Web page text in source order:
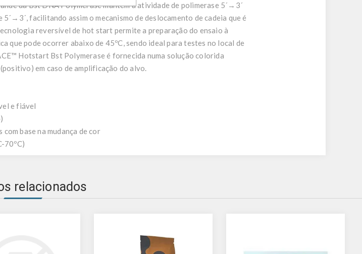
da Bst DNA Polymerase mantém a atividade de polimerase 5´→3´
facilitando assim o mecanismo de deslocamento de cadeia que é
reversível de hot start permite a preparação do ensaio à
que pode ocorrer abaixo de 45ºC, sendo ideal para testes no local de
Hotstart Bst Polymerase é fornecida numa solução colorida
em caso de amplificação do alvo.
e fiável
base na mudança de cor
70ºC)
relacionados